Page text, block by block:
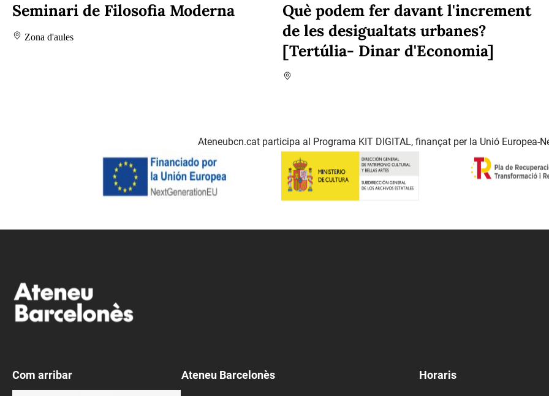
Seminari de Filosofia Moderna
Zona d'aules
Què podem fer davant l'increment
de les desigualtats urbanes?
[Tertúlia- Dinar d'Economia]
Ateneubcn.cat participa al Programa KIT DIGITAL, finançat per la Unió Europea-
Com arribar Ateneu Barcelonès Horaris